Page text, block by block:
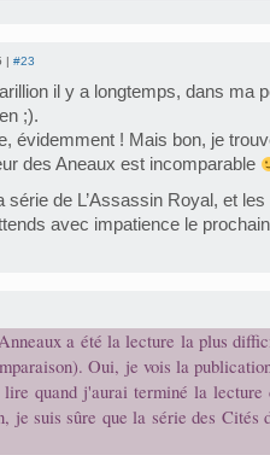
| #23
il y a longtemps, dans ma
;).
évidemment ! Mais bon, je
des Aneaux est incomparable
série de L’Assassin Royal, et
avec impatience le
a été la lecture la plus
Oui, je vois la
quand j'aurai terminé la lecture
suis sûre que la série des Cités